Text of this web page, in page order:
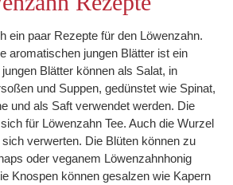
ein paar Rezepte für den Löwenzahn.
aromatischen jungen Blätter ist ein
Blätter können als Salat, in
und Suppen, gedünstet wie Spinat,
und als Saft verwendet werden. Die
für Löwenzahn Tee. Auch die Wurzel
verwerten. Die Blüten können zu
oder veganem Löwenzahnhonig
Knospen können gesalzen wie Kapern